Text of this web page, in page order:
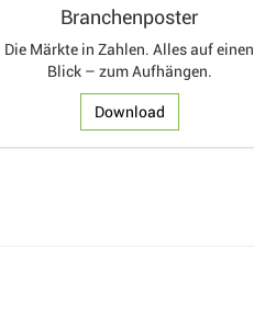
Branchenposter
Die Märkte in Zahlen. Alles auf einen
Blick – zum Aufhängen.
Download